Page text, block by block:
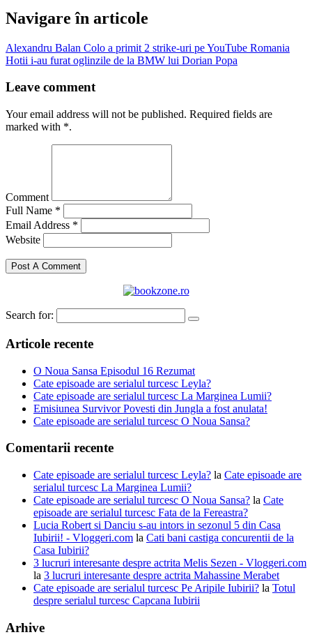
Navigare în articole
Alexandru Balan Colo a primit 2 strike-uri pe YouTube Romania
Hotii i-au furat oglinzile de la BMW lui Dorian Popa
Leave comment
Your email address will not be published. Required fields are
marked with *.
Comment
Full Name *
Email Address *
Website
Search for:
Articole recente
O Noua Sansa Episodul 16 Rezumat
Cate episoade are serialul turcesc Leyla?
Cate episoade are serialul turcesc La Marginea Lumii?
Emisiunea Survivor Povesti din Jungla a fost anulata!
Cate episoade are serialul turcesc O Noua Sansa?
Comentarii recente
Cate episoade are serialul turcesc Leyla? la Cate episoade are
serialul turcesc La Marginea Lumii?
Cate episoade are serialul turcesc O Noua Sansa? la Cate
episoade are serialul turcesc Fata de la Fereastra?
Lucia Robert si Danciu s-au intors in sezonul 5 din Casa
Iubirii! - Vloggeri.com la Cati bani castiga concurentii de la
Casa Iubirii?
3 lucruri interesante despre actrita Melis Sezen - Vloggeri.com
la 3 lucruri interesante despre actrita Mahassine Merabet
Cate episoade are serialul turcesc Pe Aripile Iubirii? la Totul
despre serialul turcesc Capcana Iubirii
Arhive